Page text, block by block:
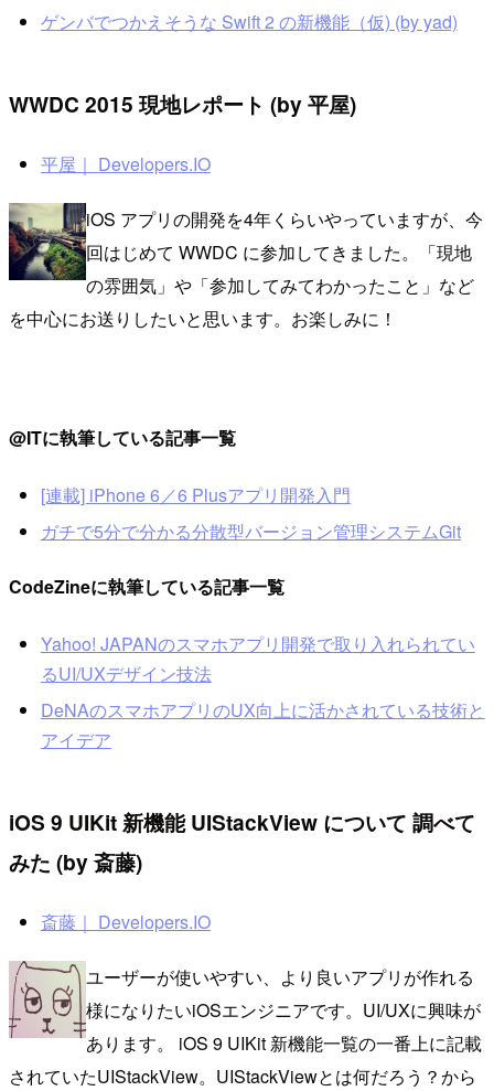
ゲンバでつかえそうな Swift 2 の新機能（仮) (by yad)
WWDC 2015 現地レポート (by 平屋)
平屋｜ Developers.IO
iOS アプリの開発を4年くらいやっていますが、今
回はじめて WWDC に参加してきました。「現地
の雰囲気」や「参加してみてわかったこと」など
を中心にお送りしたいと思います。お楽しみに！
@ITに執筆している記事一覧
[連載] iPhone 6／6 Plusアプリ開発入門
ガチで5分で分かる分散型バージョン管理システムGit
CodeZineに執筆している記事一覧
Yahoo! JAPANのスマホアプリ開発で取り入れられてい
るUI/UXデザイン技法
DeNAのスマホアプリのUX向上に活かされている技術と
アイデア
iOS 9 UIKit 新機能 UIStackView について 調べて
みた (by 斎藤)
斎藤｜ Developers.IO
ユーザーが使いやすい、より良いアプリが作れる
様になりたいiOSエンジニアです。UI/UXに興味が
あります。 iOS 9 UIKit 新機能一覧の一番上に記載
されていたUIStackView。UIStackViewとは何だろう？から